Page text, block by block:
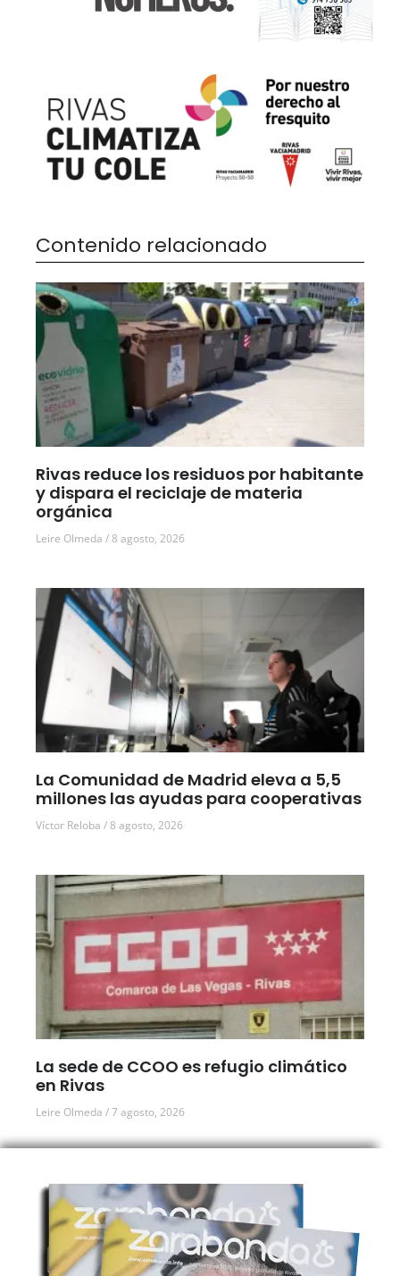
Contenido relacionado
Rivas reduce los residuos por habitante
y dispara el reciclaje de materia
orgánica
Leire Olmeda 8 agosto, 2026
La Comunidad de Madrid eleva a 5,5
millones las ayudas para cooperativas
Víctor Reloba 8 agosto, 2026
La sede de CCOO es refugio climático
en Rivas
Leire Olmeda 7 agosto, 2026